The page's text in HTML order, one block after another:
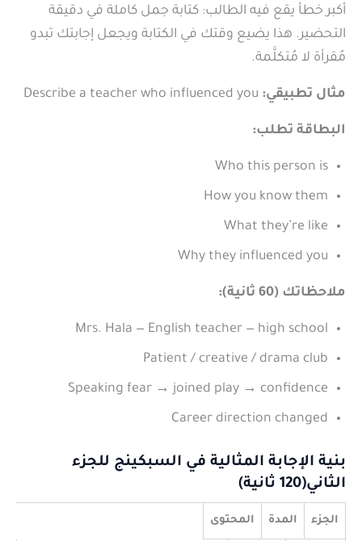
أكبر خطأ يقع فيه الطالب: كتابة جمل كاملة في دقيقة
التحضير. هذا يضيع وقتك في الكتابة ويجعل إجابتك تبدو
مُقرأة لا مُتكلَّمة.
مثال تطبيقي:
البطاقة تطلب:
Who this person is
How you know them
What they’re like
Why they influenced you
ملاحظاتك (60 ثانية):
Mrs. Hala — English teacher — high school
Patient / creative / drama club
Speaking fear → joined play → confidence
Career direction changed
بنية الإجابة المثالية في السبكينج للجزء
الثاني(120 ثانية)
الجزء المدة المحتوى